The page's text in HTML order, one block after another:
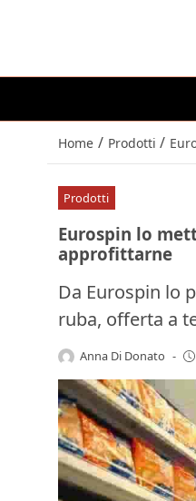
Home / Prodotti /
Prodotti
Eurospin lo
approfittarne
Da Eurospin lo
ruba, offerta a
Anna Di Donato -